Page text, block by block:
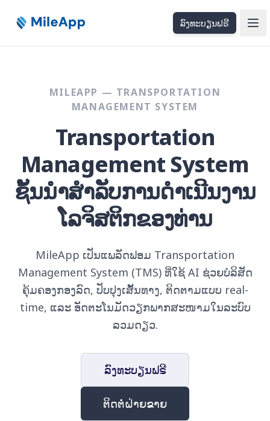
ລົງທະບຽນຟຣີ
MILEAPP — TRANSPORTATION
MANAGEMENT SYSTEM
Transportation
Management System
ຊັ້ນນຳສຳລັບການດຳເນີນງານ
ໂລຈິສຕິກຂອງທ່ານ
MileApp ເປັນແພລັດຟອມ Transportation
Management System (TMS) ທີ່ໃຊ້ AI ຊ່ວຍບໍລິສັດ
ຄຸ້ມຄອງກອງລົດ, ປັບປຸງເສັ້ນທາງ, ຕິດຕາມແບບ real-
time, ແລະ ອັດຕະໂນມັດວຽກພາກສະໜາມໃນລະບົບ
ລວມດຽວ.
ລົງທະບຽນຟຣີ
ຕິດຕໍ່ຝ່າຍຂາຍ